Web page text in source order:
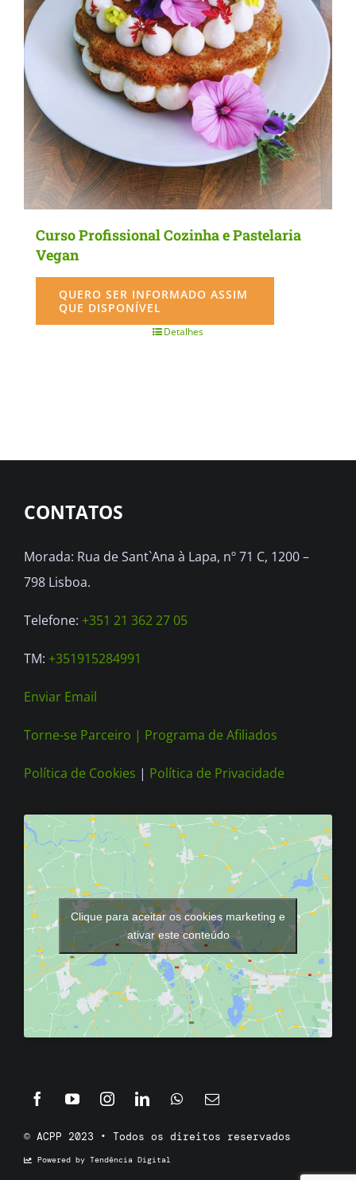
Curso Profissional Cozinha e Pastelaria
Vegan
QUERO SER INFORMADO ASSIM
QUE DISPONÍVEL
Detalhes
CONTATOS
Morada: Rua de Sant`Ana à Lapa, nº 71 C, 1200 –
798 Lisboa.
Telefone: +351 21 362 27 05
TM: +351915284991
Enviar Email
Torne-se Parceiro | Programa de Afiliados
Política de Cookies | Política de Privacidade
Clique para aceitar os cookies marketing e
ativar este conteúdo
© ACPP 2023 • Todos os direitos reservados
Powered by Tendência Digital